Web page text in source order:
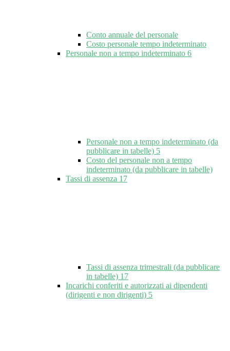
Conto annuale del personale
Costo personale tempo indeterminato
Personale non a tempo indeterminato 6
Personale non a tempo indeterminato (da
pubblicare in tabelle) 5
Costo del personale non a tempo
indeterminato (da pubblicare in tabelle)
Tassi di assenza 17
Tassi di assenza trimestrali (da pubblicare
in tabelle) 17
Incarichi conferiti e autorizzati ai dipendenti
(dirigenti e non dirigenti) 5